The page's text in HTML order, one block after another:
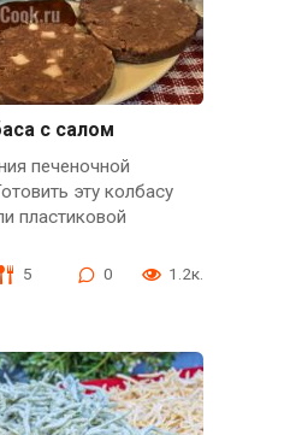
с салом
печеночной
эту колбасу
пластиковой
5 0 1.2к.